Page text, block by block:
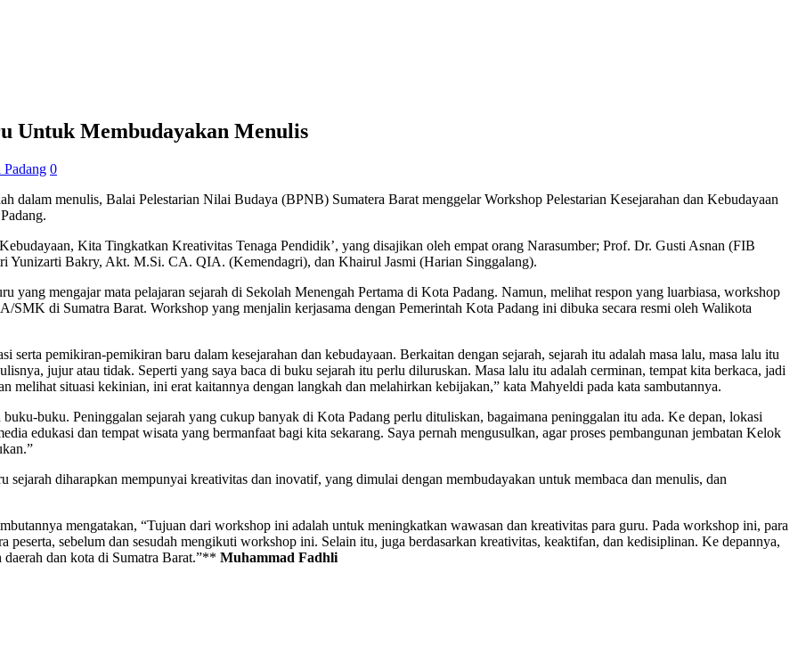
Untuk Membudayakan Menulis
0
dalam menulis, Balai Pelestarian Nilai Budaya (BPNB) Sumatera Barat menggelar Workshop Pelestarian Kesejarahan dan Kebudayaan
Kita Tingkatkan Kreativitas Tenaga Pendidik’, yang disajikan oleh empat orang Narasumber; Prof. Dr. Gusti Asnan (FIB
Bakry, Akt. M.Si. CA. QIA. (Kemendagri), dan Khairul Jasmi (Harian Singgalang).
yang mengajar mata pelajaran sejarah di Sekolah Menengah Pertama di Kota Padang. Namun, melihat respon yang luarbiasa, workshop
di Sumatra Barat. Workshop yang menjalin kerjasama dengan Pemerintah Kota Padang ini dibuka secara resmi oleh Walikota
pemikiran-pemikiran baru dalam kesejarahan dan kebudayaan. Berkaitan dengan sejarah, sejarah itu adalah masa lalu, masa lalu itu
jujur atau tidak. Seperti yang saya baca di buku sejarah itu perlu diluruskan. Masa lalu itu adalah cerminan, tempat kita berkaca, jadi
melihat situasi kekinian, ini erat kaitannya dengan langkah dan melahirkan kebijakan,” kata Mahyeldi pada kata sambutannya.
buku. Peninggalan sejarah yang cukup banyak di Kota Padang perlu dituliskan, bagaimana peninggalan itu ada. Ke depan, lokasi
edukasi dan tempat wisata yang bermanfaat bagi kita sekarang. Saya pernah mengusulkan, agar proses pembangunan jembatan Kelok
sejarah diharapkan mempunyai kreativitas dan inovatif, yang dimulai dengan membudayakan untuk membaca dan menulis, dan
mengatakan, “Tujuan dari workshop ini adalah untuk meningkatkan wawasan dan kreativitas para guru. Pada workshop ini, para
peserta, sebelum dan sesudah mengikuti workshop ini. Selain itu, juga berdasarkan kreativitas, keaktifan, dan kedisiplinan. Ke depannya,
dan kota di Sumatra Barat.”** Muhammad Fadhli